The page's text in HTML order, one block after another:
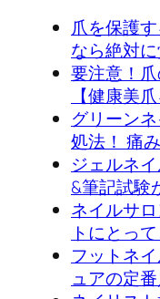
爪を保護
なら絶対に
要注意！
【健康美
グリーン
処法！ 痛
ジェルネ
&筆記試験
ネイルサ
トにとっ
フットネ
ュアの定